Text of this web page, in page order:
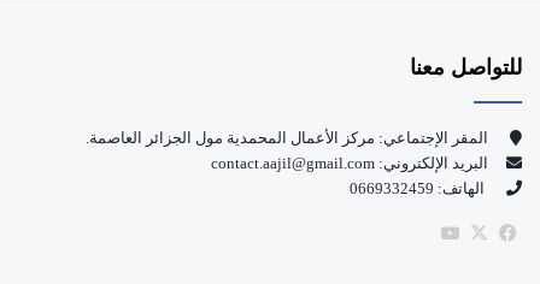
و
ك
للتواصل معنا
المقر الإجتماعي: مركز الأعمال المحمدية مول الجزائر العاصمة.
البريد الإلكتروني: contact.aajil@gmail.com
الهاتف: 0669332459
فيسبوك
‫X